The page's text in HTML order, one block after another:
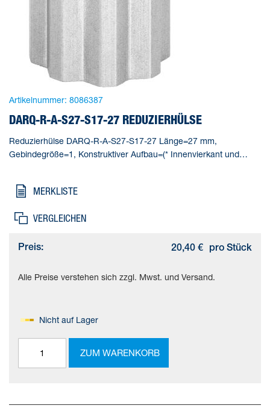
Artikelnummer: 8086387
DARQ-R-A-S27-S17-27 REDUZIERHÜLSE
Reduzierhülse DARQ-R-A-S27-S17-27 Länge=27 mm,
Gebindegröße=1, Konstruktiver Aufbau=(* Innenvierkant und
MERKLISTE
VERGLEICHEN
Preis: 20,40 € pro Stück
Alle Preise verstehen sich zzgl. Mwst. und Versand.
Nicht auf Lager
ZUM WARENKORB